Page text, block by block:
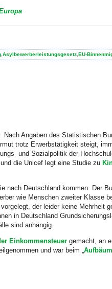
Asylbewerberleistungsgesetz EU-
Angaben des Statistischen
trotz Erwerbstätigkeit steigt,
und Sozialpolitik der
die Unicef legt eine Studie zu
nach Deutschland kommen. Der
wie Menschen zweiter Klasse
vorgelegt, der leider keine Mehrheit
in Deutschland
sind anhängig.
Einkommensteuer gemacht, an
und war beim „